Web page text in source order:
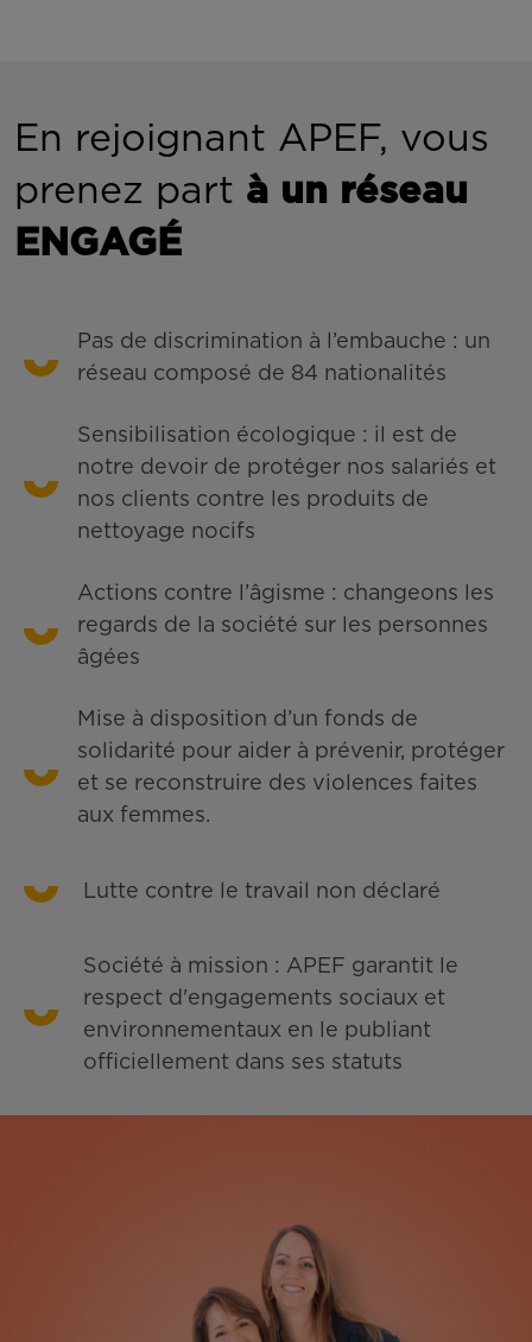
En rejoignant APEF, vous
prenez part à un réseau
ENGAGÉ
Pas de discrimination à l’embauche : un
réseau composé de 84 nationalités
Sensibilisation écologique : il est de
notre devoir de protéger nos salariés et
nos clients contre les produits de
nettoyage nocifs
Actions contre l’âgisme : changeons les
regards de la société sur les personnes
âgées
Mise à disposition d’un fonds de
solidarité pour aider à prévenir, protéger
et se reconstruire des violences faites
aux femmes.
Lutte contre le travail non déclaré
Société à mission : APEF garantit le
respect d'engagements sociaux et
environnementaux en le publiant
officiellement dans ses statuts